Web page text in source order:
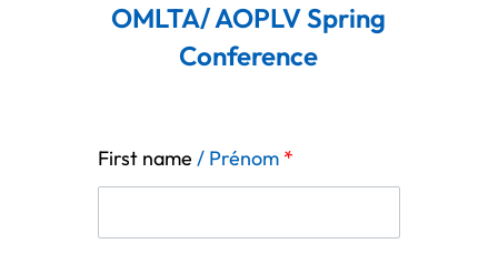
OMLTA/ AOPLV Spring
Conference
First name/ Prénom *